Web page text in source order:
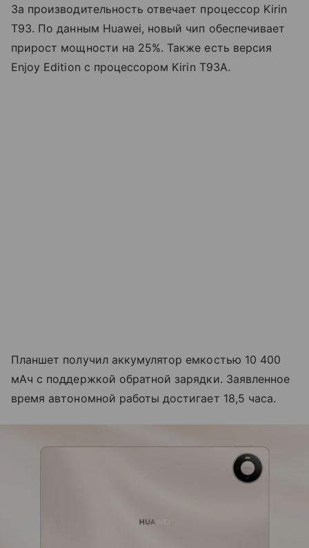
За производительность отвечает процессор Kirin
T93. По данным Huawei, новый чип обеспечивает
прирост мощности на 25%. Также есть версия
Enjoy Edition с процессором Kirin T93A.
Планшет получил аккумулятор емкостью 10 400
мАч с поддержкой обратной зарядки. Заявленное
время автономной работы достигает 18,5 часа.